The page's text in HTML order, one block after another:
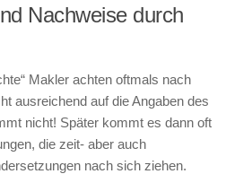
Nachweise durch
Makler achten oftmals nach
ausreichend auf die Angaben des
nicht! Später kommt es dann oft
die zeit- aber auch
nach sich ziehen.